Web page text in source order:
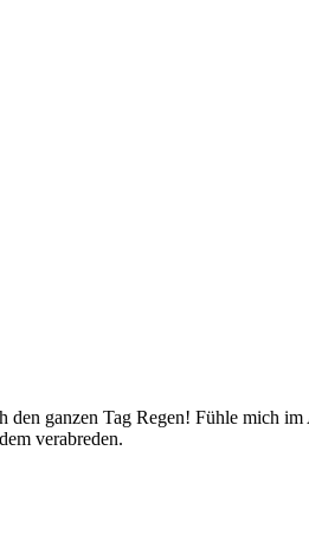
ganzen Tag Regen! Fühle mich
verabreden.